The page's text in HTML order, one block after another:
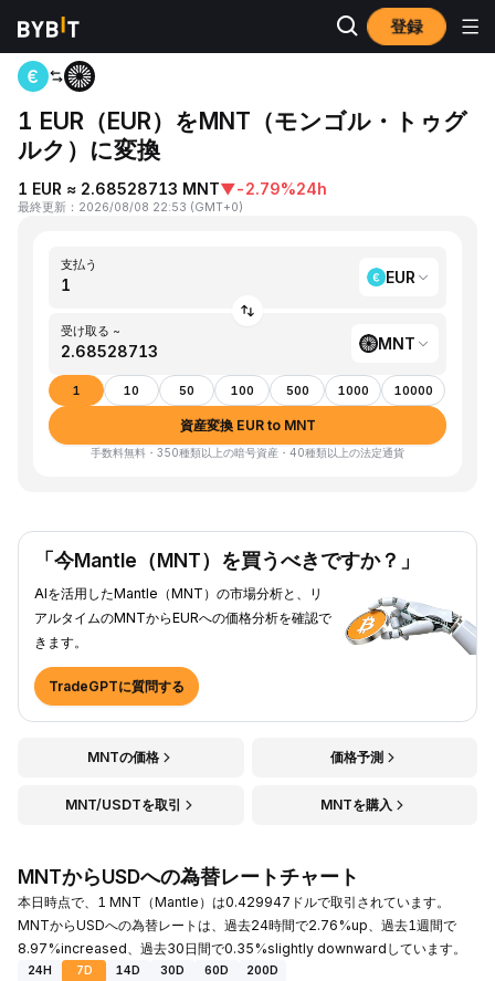
登録
ホーム EUR to MNT
1 EUR（EUR）をMNT（モンゴル・トゥグ
ルク）に変換
1 EUR ≈ 2.68528713 MNT▼-2.79%24h
最終更新 ： 2026/08/08 22:53 (GMT+0)
支払う
EUR
受け取る ~
MNT
1 10 50 100 500 1000 10000
資産変換 EUR to MNT
手数料無料・350種類以上の暗号資産・40種類以上の法定通貨
「今Mantle（MNT）を買うべきですか？」
AIを活用したMantle（MNT）の市場分析と、リ
アルタイムのMNTからEURへの価格分析を確認で
きます。
TradeGPTに質問する
MNTの価格 価格予測
MNT/USDTを取引 MNTを購入
MNTからUSDへの為替レートチャート
本日時点で、1 MNT（Mantle）は0.429947ドルで取引されています。
MNTからUSDへの為替レートは、過去24時間で2.76%up、過去1週間で
8.97%increased、過去30日間で0.35%slightly downwardしています。
24H 7D 14D 30D 60D
200D